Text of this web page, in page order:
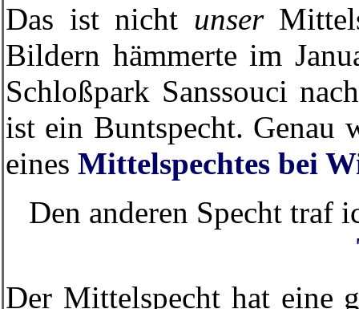
Das ist nicht unser
Bildern hämmerte im
Schloßpark Sanssouci
ist ein Buntspecht. Genau
eines Mittelspechtes bei
Den anderen Specht traf
Der Mittelspecht hat eine